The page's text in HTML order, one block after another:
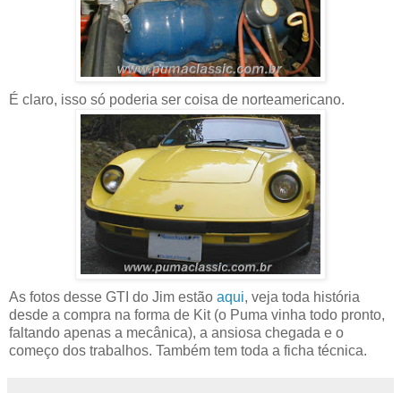
É claro, isso só poderia ser coisa de norteamericano.
As fotos desse GTI do Jim estão aqui, veja toda história
desde a compra na forma de Kit (o Puma vinha todo pronto,
faltando apenas a mecânica), a ansiosa chegada e o
começo dos trabalhos. Também tem toda a ficha técnica.